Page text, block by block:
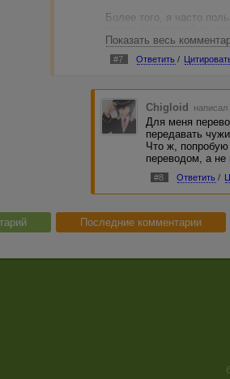
Более того, я часто
хорошую тематическую
источника и перевожу
и никаких гвоздей. Для
:)
Если вы продаете
обозначить, что с
лучше покупают, чем
так было). ИМХО.
Показать весь
#7 Ответить /
Chigloid
Для меня
передавать
Что ж, попробую
переводом, а не
#8 Ответить /
Последние комментарии